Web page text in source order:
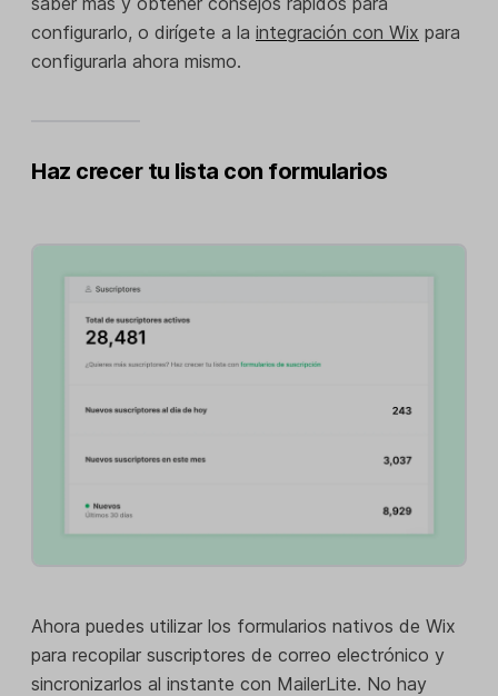
configurarlo, o dirígete a la integración con Wix para
configurarla ahora mismo.
Haz crecer tu lista con formularios
Ahora puedes utilizar los formularios nativos de Wix
para recopilar suscriptores de correo electrónico y
sincronizarlos al instante con MailerLite. No hay